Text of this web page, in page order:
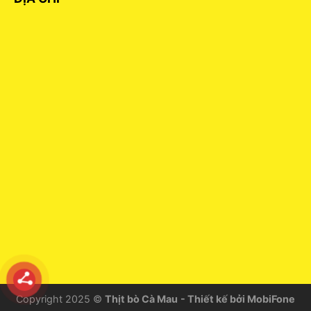
Copyright 2025 © Thịt bò Cà Mau - Thiết kế bởi MobiFone